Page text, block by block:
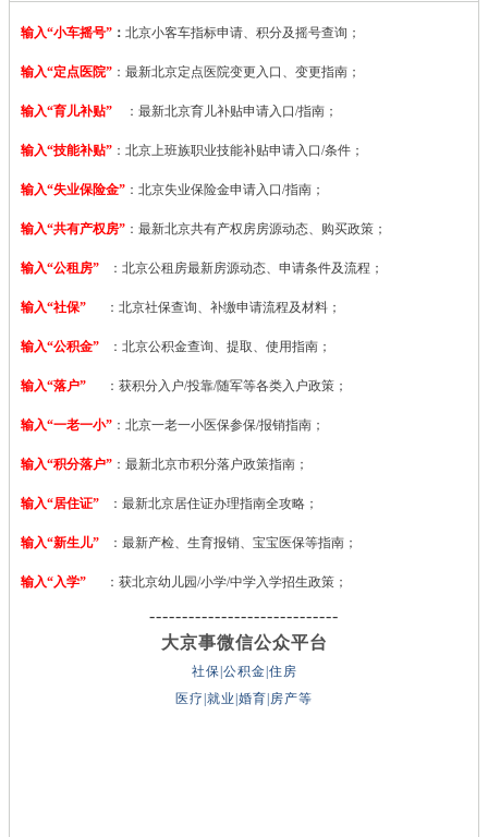
输入“小车摇号” ： 北京小客车指标申请、积分及摇号查询；
输入“定点医院” ： 最新北京定点医院变更入口、变更指南；
输入“育儿补贴” ：最新北京育儿补贴申请入口/指南；
输入“技能补贴” ： 北京上班族职业技能补贴申请入口/条件；
输入“失业保险金” ：北京失业保险金申请入口/指南；
输入“共有产权房” ：最新北京共有产权房房源动态、购买政策；
输入“公租房” ：北京公租房最新房源动态、申请条件及流程；
输入“社保” ：北京社保查询、补缴申请流程及材料；
输入“公积金” ：北京公积金查询、提取、使用指南；
输入“落户” ：获积分入户/投靠/随军等各类入户政策；
输入“一老一小” ：北京一老一小医保参保/报销指南；
输入“积分落户” ：最新北京市积分落户政策指南；
输入“居住证” ：最新北京居住证办理指南全攻略；
输入“新生儿” ：最新产检、生育报销、宝宝医保等指南；
输入“入学” ：获北京幼儿园/小学/中学入学招生政策；
-----------------------------
大京事微信公众平台
社保|公积金|住房
医疗|就业|婚育|房产等